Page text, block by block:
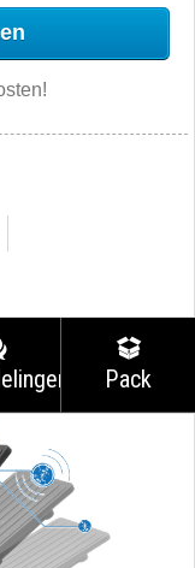
Pack